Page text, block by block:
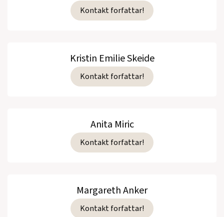
Kontakt forfattar!
Kristin Emilie Skeide
Kontakt forfattar!
Anita Miric
Kontakt forfattar!
Margareth Anker
Kontakt forfattar!